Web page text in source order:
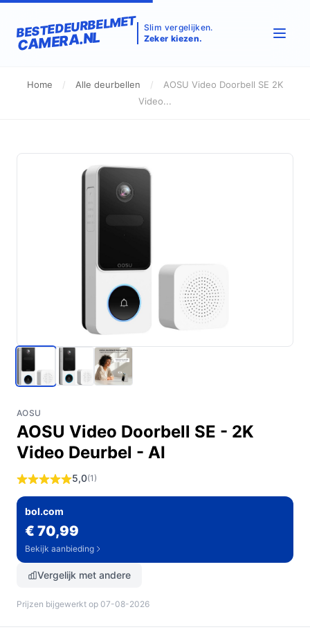
BESTEDEURBELMET
CAMERA.NL
Slim vergelijken.
Zeker kiezen.
Home / Alle deurbellen /
AOSU Video Doorbell SE 2K
Video...
AOSU
AOSU Video Doorbell SE - 2K
Video Deurbel - AI
5,0(1)
bol.com
€ 70,99
Bekijk aanbieding
Vergelijk met andere
Prijzen bijgewerkt op 07-08-2026